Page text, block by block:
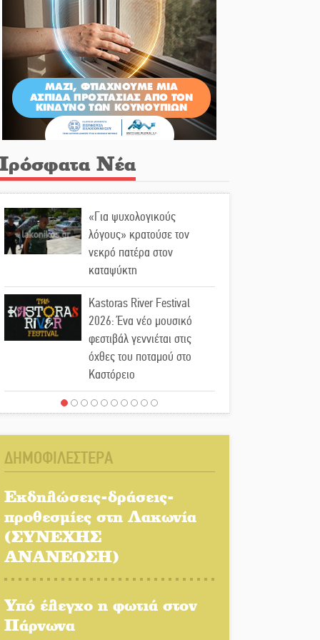
Νέα
«Για ψυχολογικούς
λόγους» κρατούσε τον
νεκρό πατέρα στον
καταψύκτη
Kastoras River Festival
2026: Ένα νέο μουσικό
φεστιβάλ γεννιέται στις
όχθες του ποταμού στο
Καστόρειο
Τα ζάρια παίρνουν «φωτιά»
Αυθεντικό γλέντι με «Γιορτή
Βραστού» στη Σοχά
Το τελεφερίκ της
Μονεμβασιάς στο τραπέζι
Πολιτισμός και παράδοση
ΔΗΜΟΦΙΛΕΣΤΕΡΑ
Εκδηλώσεις-δράσεις-
προθεσμίες στη Λακωνία
(ΣΥΝΕΧΗΣ
ΑΝΑΝΕΩΣΗ)
Υπό έλεγχο η φωτιά στον
Πάρνωνα